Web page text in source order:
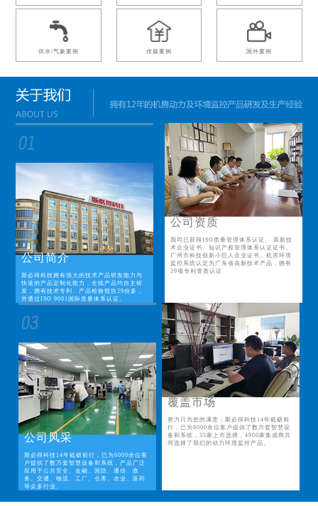
供水/气象案例 传媒案例 国外案例
公司简介
斯必得科技拥有强大的技术产品研发能力与
快速的产品定制化能力，全线产品均自主研
发，拥有技术专利、产品检验报告29份多，
并通过ISO 9001国际质量体系认证。
公司资质
我司已获得ISO质量管理体系认证、 高新技
术企业证书、知识产权管理体系认证证书、
广州市科技创新小巨人企业证书、机房环境
监控系统认定为广东省高新技术产品，拥有
29项专利资质认证
公司风采
斯必得科技14年砥砺前行，已为6000余位客
户提供了数万套智慧设备和系统，产品广泛
应用于公共安全、金融、国防、通信、政
务、交通、物流、工厂、仓库、农业、医药
等众多行业。
覆盖市场
努力只为您的满意；斯必得科技14年砥砺前
行，已为6000余位客户提供了数万套智慧设
备和系统，35家上市选择，4900家集成商共
同选择了我们的动力环境监控产品。